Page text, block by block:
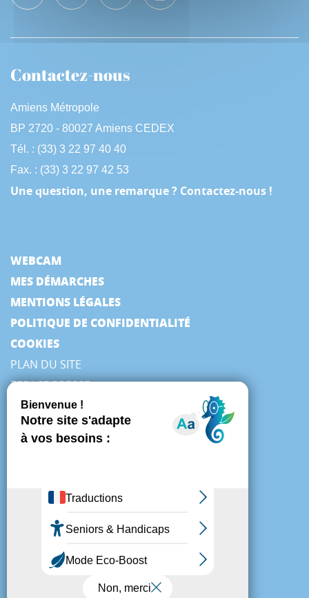
Contactez-nous
Amiens Métropole
BP 2720 - 80027 Amiens CEDEX
Tél. : (33) 3 22 97 40 40
Fax. : (33) 3 22 97 42 53
Une question, une remarque ? Contactez-nous !
WEBCAM
MES DÉMARCHES
MENTIONS LÉGALES
POLITIQUE DE CONFIDENTIALITÉ
COOKIES
PLAN DU SITE
ESPACE PRESSE